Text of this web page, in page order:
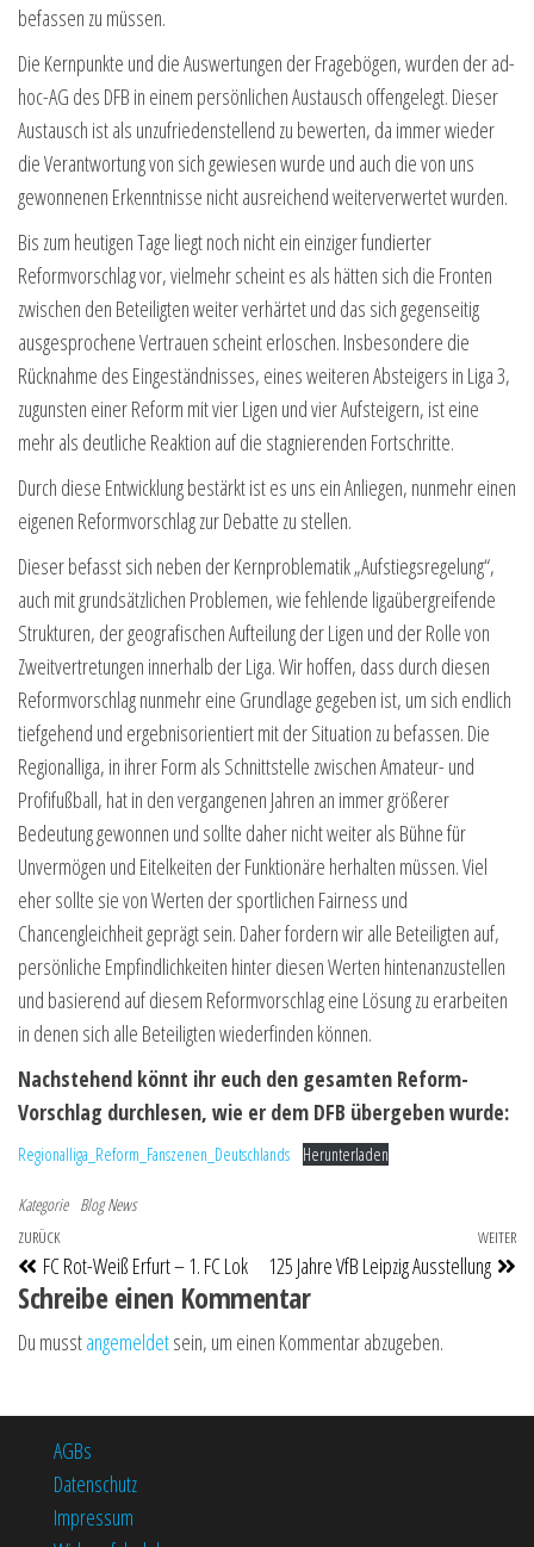
befassen zu müssen.
Die Kernpunkte und die Auswertungen der Fragebögen, wurden der ad-
hoc-AG des DFB in einem persönlichen Austausch offengelegt. Dieser
Austausch ist als unzufriedenstellend zu bewerten, da immer wieder
die Verantwortung von sich gewiesen wurde und auch die von uns
gewonnenen Erkenntnisse nicht ausreichend weiterverwertet wurden.
Bis zum heutigen Tage liegt noch nicht ein einziger fundierter
Reformvorschlag vor, vielmehr scheint es als hätten sich die Fronten
zwischen den Beteiligten weiter verhärtet und das sich gegenseitig
ausgesprochene Vertrauen scheint erloschen. Insbesondere die
Rücknahme des Eingeständnisses, eines weiteren Absteigers in Liga 3,
zugunsten einer Reform mit vier Ligen und vier Aufsteigern, ist eine
mehr als deutliche Reaktion auf die stagnierenden Fortschritte.
Durch diese Entwicklung bestärkt ist es uns ein Anliegen, nunmehr einen
eigenen Reformvorschlag zur Debatte zu stellen.
Dieser befasst sich neben der Kernproblematik „Aufstiegsregelung“,
auch mit grundsätzlichen Problemen, wie fehlende ligaübergreifende
Strukturen, der geografischen Aufteilung der Ligen und der Rolle von
Zweitvertretungen innerhalb der Liga. Wir hoffen, dass durch diesen
Reformvorschlag nunmehr eine Grundlage gegeben ist, um sich endlich
tiefgehend und ergebnisorientiert mit der Situation zu befassen. Die
Regionalliga, in ihrer Form als Schnittstelle zwischen Amateur- und
Profifußball, hat in den vergangenen Jahren an immer größerer
Bedeutung gewonnen und sollte daher nicht weiter als Bühne für
Unvermögen und Eitelkeiten der Funktionäre herhalten müssen. Viel
eher sollte sie von Werten der sportlichen Fairness und
Chancengleichheit geprägt sein. Daher fordern wir alle Beteiligten auf,
persönliche Empfindlichkeiten hinter diesen Werten hintenanzustellen
und basierend auf diesem Reformvorschlag eine Lösung zu erarbeiten
in denen sich alle Beteiligten wiederfinden können.
Nachstehend könnt ihr euch den gesamten Reform-
Vorschlag durchlesen, wie er dem DFB übergeben wurde:
Regionalliga_Reform_Fanszenen_Deutschlands Herunterladen
Kategorie Blog News
Beitragsnavigation
Vorheriger Beitrag
ZURÜCK
FC Rot-Weiß Erfurt – 1. FC Lok
WEITER
125 Jahre VfB Leipzig Ausstellung
Schreibe einen Kommentar
Du musstangemeldetsein, um einen Kommentar abzugeben.
AGBs
Datenschutz
Impressum